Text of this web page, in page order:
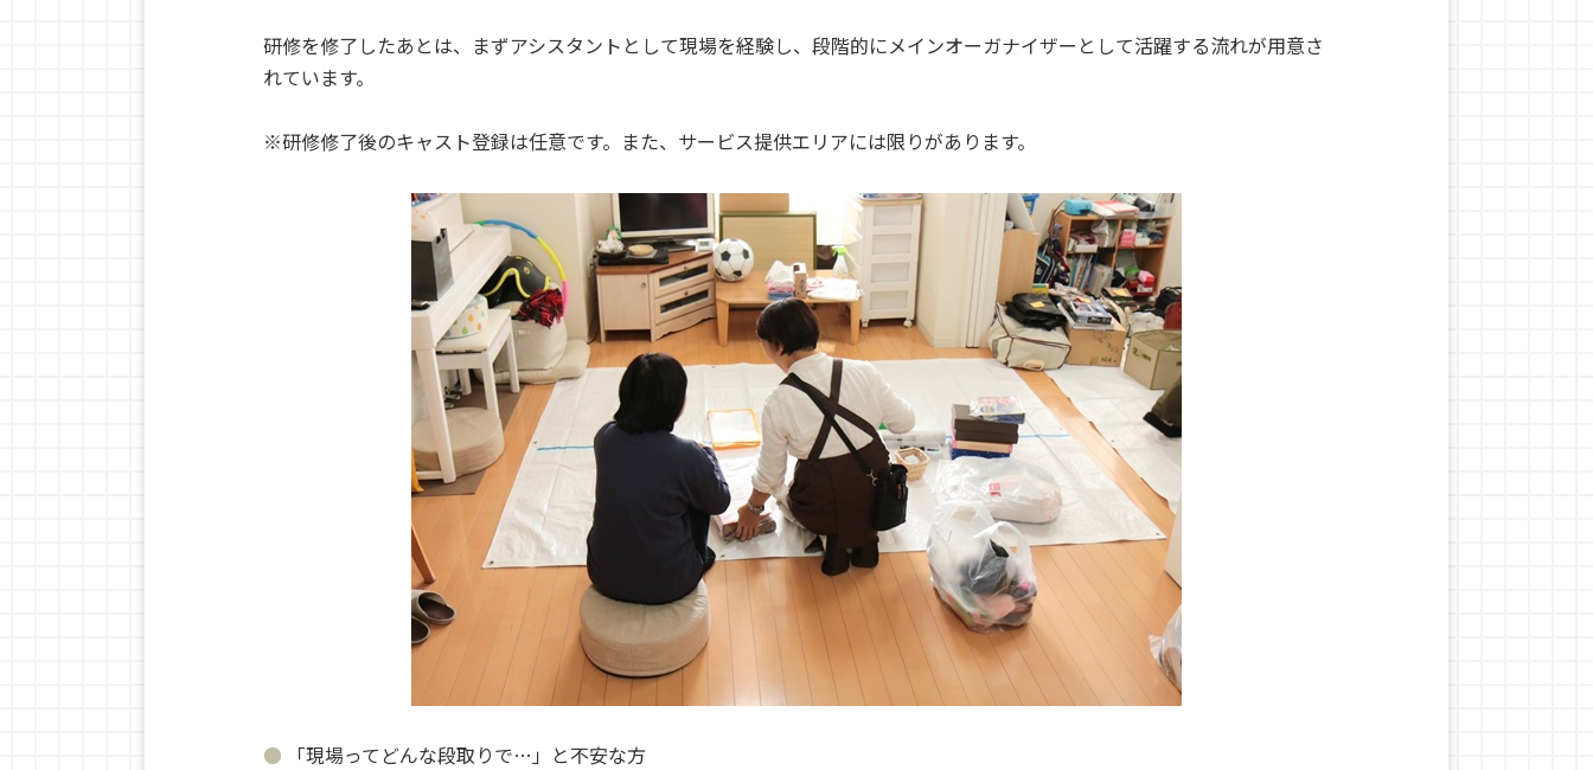
研修を修了したあとは、まずアシスタントとして現場を経験し、段階的にメインオーガナイザーとして活躍する流れが用意さ
れています。
※研修修了後のキャスト登録は任意です。また、サービス提供エリアには限りがあります。
「現場ってどんな段取りで…」と不安な方